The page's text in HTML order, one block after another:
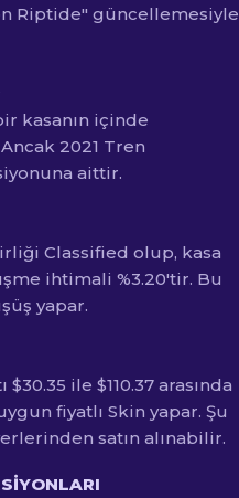
Riptide" güncellemesiyle
kasanın içinde
2021 Tren
aittir.
Classified olup, kasa
ihtimali %3.20'tir. Bu
yapar.
ile $110.37 arasında
fiyatlı Skin yapar. Şu
satın alınabilir.